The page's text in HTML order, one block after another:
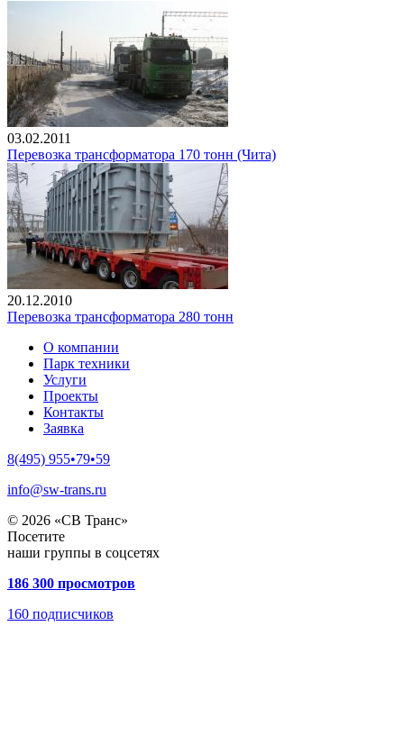
03.02.2011
Перевозка трансформатора 170 тонн (Чита)
20.12.2010
Перевозка трансформатора 280 тонн
О компании
Парк техники
Услуги
Проекты
Контакты
Заявка
8(495) 955•79•59
info@sw-trans.ru
© 2026 «СВ Транс»
Посетите
наши группы в соцсетях
186 300 просмотров
160 подписчиков